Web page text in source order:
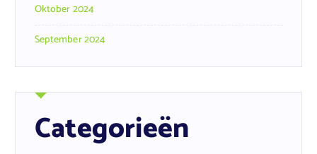
Oktober 2024
September 2024
Categorieën